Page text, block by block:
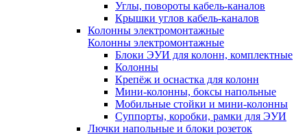
Углы, повороты кабель-каналов
Крышки углов кабель-каналов
Колонны электромонтажные
Колонны электромонтажные
Блоки ЭУИ для колонн, комплектные
Колонны
Крепёж и оснастка для колонн
Мини-колонны, боксы напольные
Мобильные стойки и мини-колонны
Суппорты, коробки, рамки для ЭУИ
Лючки напольные и блоки розеток